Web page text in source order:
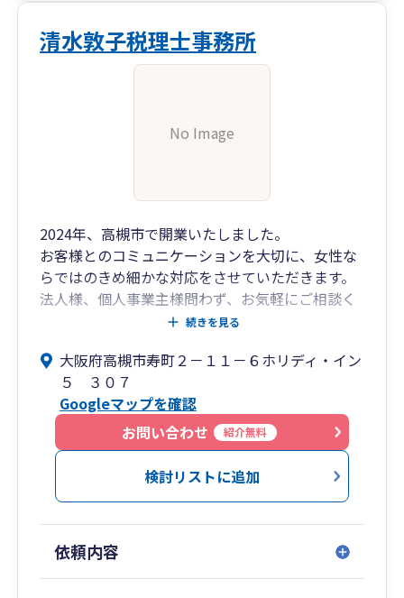
清水敦子税理士事務所
No Image
2024年、高槻市で開業いたしました。
お客様とのコミュニケーションを大切に、女性な
らではのきめ細かな対応をさせていただきます。
法人様、個人事業主様問わず、お気軽にご相談く
続きを見る
大阪府高槻市寿町２－１１－６ホリディ・イン
５ ３０７
Googleマップを確認
お問い合わせ
紹介無料
検討リストに追加
依頼内容